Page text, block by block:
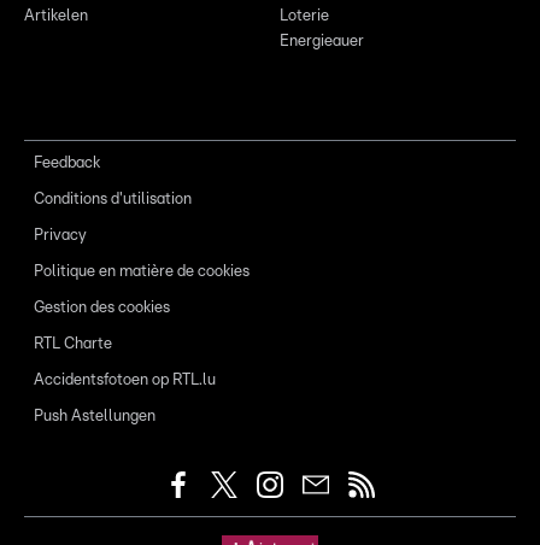
Artikelen
Loterie
Energieauer
Feedback
Conditions d'utilisation
Privacy
Politique en matière de cookies
Gestion des cookies
RTL Charte
Accidentsfotoen op RTL.lu
Push Astellungen